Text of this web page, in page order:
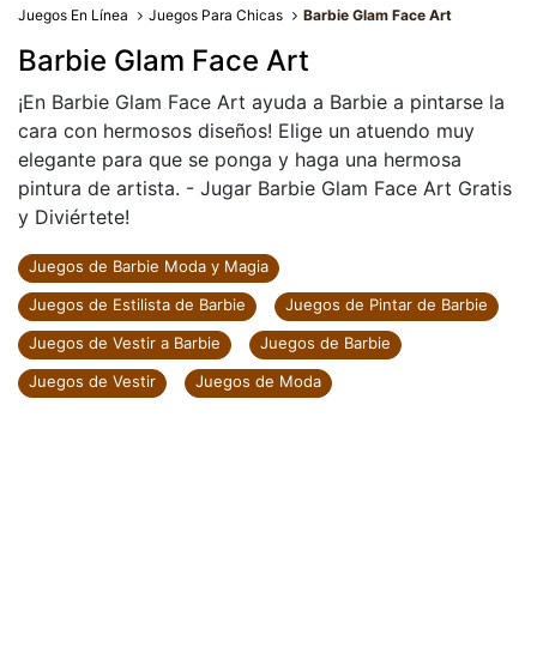
Juegos En Línea Juegos Para Chicas Barbie Glam Face Art
Barbie Glam Face Art
¡En Barbie Glam Face Art ayuda a Barbie a pintarse la
cara con hermosos diseños! Elige un atuendo muy
elegante para que se ponga y haga una hermosa
pintura de artista. - Jugar Barbie Glam Face Art Gratis
y Diviértete!
Juegos de Barbie Moda y Magia
Juegos de Estilista de Barbie
Juegos de Pintar de Barbie
Juegos de Vestir a Barbie
Juegos de Barbie
Juegos de Vestir
Juegos de Moda